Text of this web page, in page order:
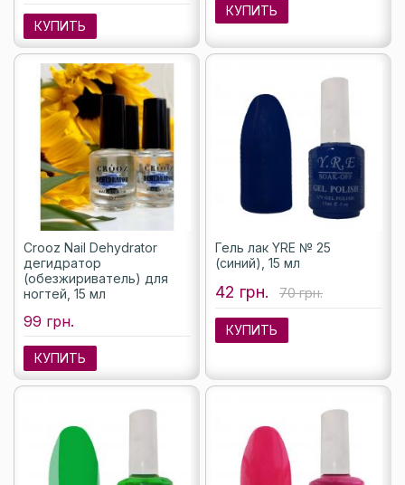
КУПИТЬ
КУПИТЬ
Crooz Nail Dehydrator
дегидратор
(обезжириватель) для
ногтей, 15 мл
99 грн.
КУПИТЬ
Гель лак YRE № 25
(синий), 15 мл
42 грн. 70 грн.
КУПИТЬ